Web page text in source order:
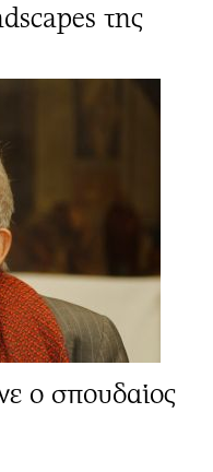
της
ο σπουδαίος